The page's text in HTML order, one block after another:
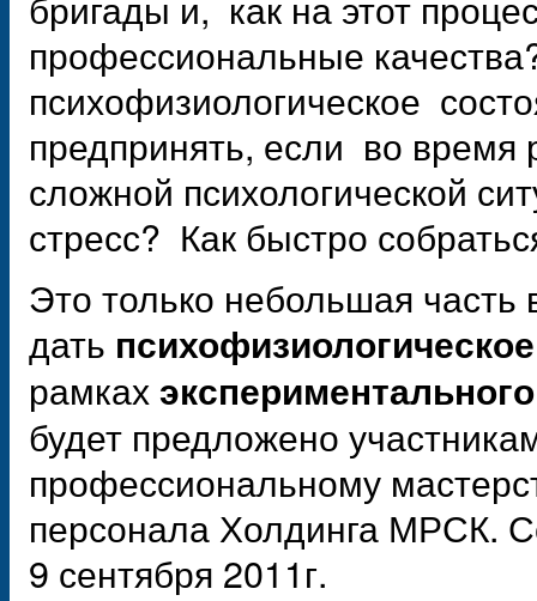
профессиональные
психофизиологическое
предпринять, если во время
сложной психологической
стресс? Как быстро
Это только небольшая
дать
рамках
будет предложено
профессиональному
персонала Холдинга МРСК.
9 сентября 2011г.